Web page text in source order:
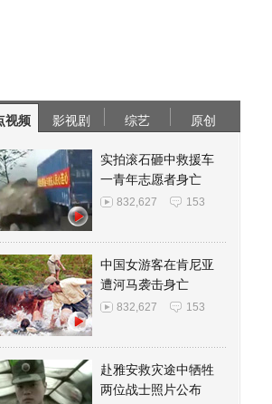
视频 影视剧 综艺 原创
实拍滚石砸中救援车
一青年志愿者身亡
832,627 153
中国女游客在肯尼亚
遭河马袭击身亡
832,627 153
赴雅安救灾途中牺牲
两位战士照片公布